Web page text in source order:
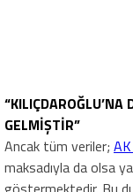
GELMİŞTİR”
Ancak tüm veriler;
maksadıyla da olsa